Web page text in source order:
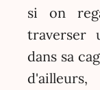
si on
traverser
dans sa